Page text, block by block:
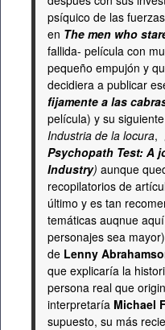
psíquico de las
en The men who
fallida- película con
pequeño empujón y
decidiera a publicar
fijamente a las
película) y su
Industria de la locura,
Psychopath Test: A
Industry) aunque
recopilatorios de
último y es tan
temáticas auqnue
personajes sea
de Lenny
que explicaría la
persona real que
interpretaría Michael
supuesto, su más